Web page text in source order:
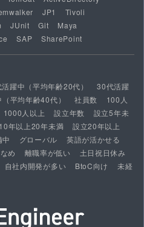
JP1
Tivoli
JUnit Git
Maya
SAP SharePoint
躍中（平均年齢20代）
30代活躍
平均年齢40代） 社員数
100人
1000人以上 設立年数
設立5年未
年以上20年未満
設立20年以上
中 グローバル
英語が活かせる
め 離職率が低い
土日祝日休み
自社内開発が多い BtoC向け
未経